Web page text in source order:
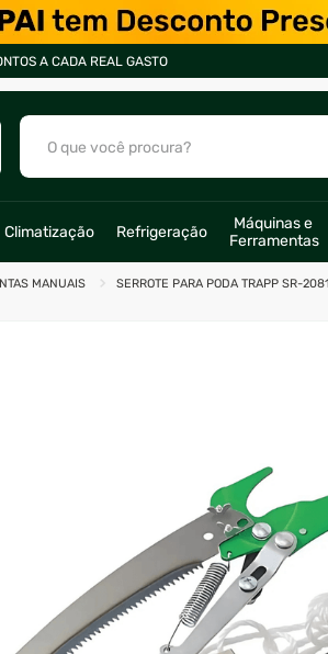
A CADA REAL GASTO
O que você procura?
Climatização Refrigeração
Máquinas e
Ferramentas
MANUAIS SERROTE PARA PODA TRAPP SR-
2º
freezer
climatizador
lavadora